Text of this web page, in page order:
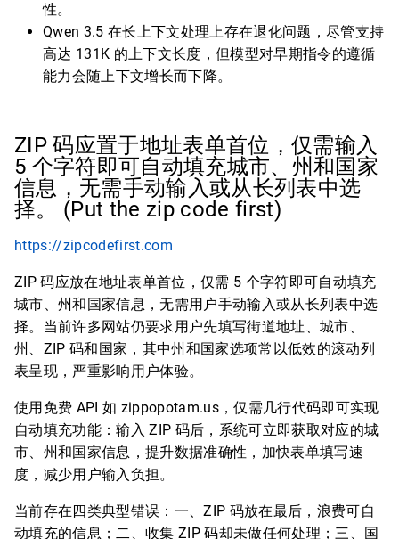
性。
Qwen 3.5 在长上下文处理上存在退化问题，尽管支持
高达 131K 的上下文长度，但模型对早期指令的遵循
能力会随上下文增长而下降。
ZIP 码应置于地址表单首位，仅需输入
5 个字符即可自动填充城市、州和国家
信息，无需手动输入或从长列表中选
择。 (Put the zip code first)
https://zipcodefirst.com
ZIP 码应放在地址表单首位，仅需 5 个字符即可自动填充
城市、州和国家信息，无需用户手动输入或从长列表中选
择。当前许多网站仍要求用户先填写街道地址、城市、
州、ZIP 码和国家，其中州和国家选项常以低效的滚动列
表呈现，严重影响用户体验。
使用免费 API 如 zippopotam.us，仅需几行代码即可实现
自动填充功能：输入 ZIP 码后，系统可立即获取对应的城
市、州和国家信息，提升数据准确性，加快表单填写速
度，减少用户输入负担。
当前存在四类典型错误：一、ZIP 码放在最后，浪费可自
动填充的信息；二、收集 ZIP 码却未做任何处理；三、国